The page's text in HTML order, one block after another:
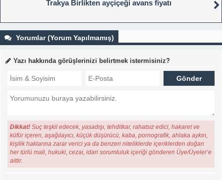
Trakya Birlikten ayçiçeği avans fiyatı
Yorumlar (Yorum Yapılmamış)
Yazı hakkında görüşlerinizi belirtmek istermisiniz?
Dikkat! Suç teşkil edecek, yasadışı, tehditkar, rahatsız edici, hakaret ve
küfür içeren, aşağılayıcı, küçük düşürücü, kaba, pornografik, ahlaka aykırı,
kişilik haklarına zarar verici ya da benzeri niteliklerde içeriklerden doğan
her türlü mali, hukuki, cezai, idari sorumluluk içeriği gönderen Üye/Üyeler’e
aittir.